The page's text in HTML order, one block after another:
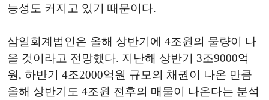
능성도 커지고 있기 때문이다.
삼일회계법인은 올해 상반기에 4조원의 물량이 나
올 것이라고 전망했다. 지난해 상반기 3조9000억
원, 하반기 4조2000억원 규모의 채권이 나온 만큼
올해 상반기도 4조원 전후의 매물이 나온다는 분석